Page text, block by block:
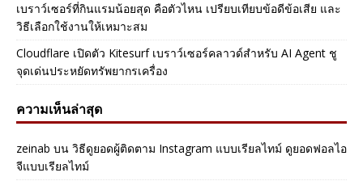
เบราว์เซอร์ที่กินแรมน้อยสุด คือตัวไหน เปรียบเทียบข้อดีข้อเสีย และ
วิธีเลือกใช้งานให้เหมาะสม
Cloudflare เปิดตัว Kitesurf เบราว์เซอร์คลาวด์สำหรับ AI Agent ชู
จุดเด่นประหยัดทรัพยากรเครื่อง
ความเห็นล่าสุด
zeinab บน วิธีดูยอดผู้ติดตาม Instagram แบบเรียลไทม์ ดูยอดฟอลไอ
จีแบบเรียลไทม์